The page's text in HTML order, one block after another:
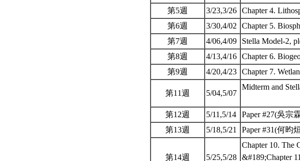
第5週
3/23,3/26 Chapter 4.
第6週
3/30,4/02
Chapter 5.
第7週
4/06,4/09
Stella Model-2,
第8週
4/13,4/16 Chapter 6.
第9週
4/20,4/23 Chapter 7.
第11週 5/04,5/07
Midterm and
第12週 5/11,5/14
Paper #27(吳宗
第13週
5/18,5/21 Paper #31(何昀
第14週 5/25,5/28
Chapter 10. The
&#189;Chapter